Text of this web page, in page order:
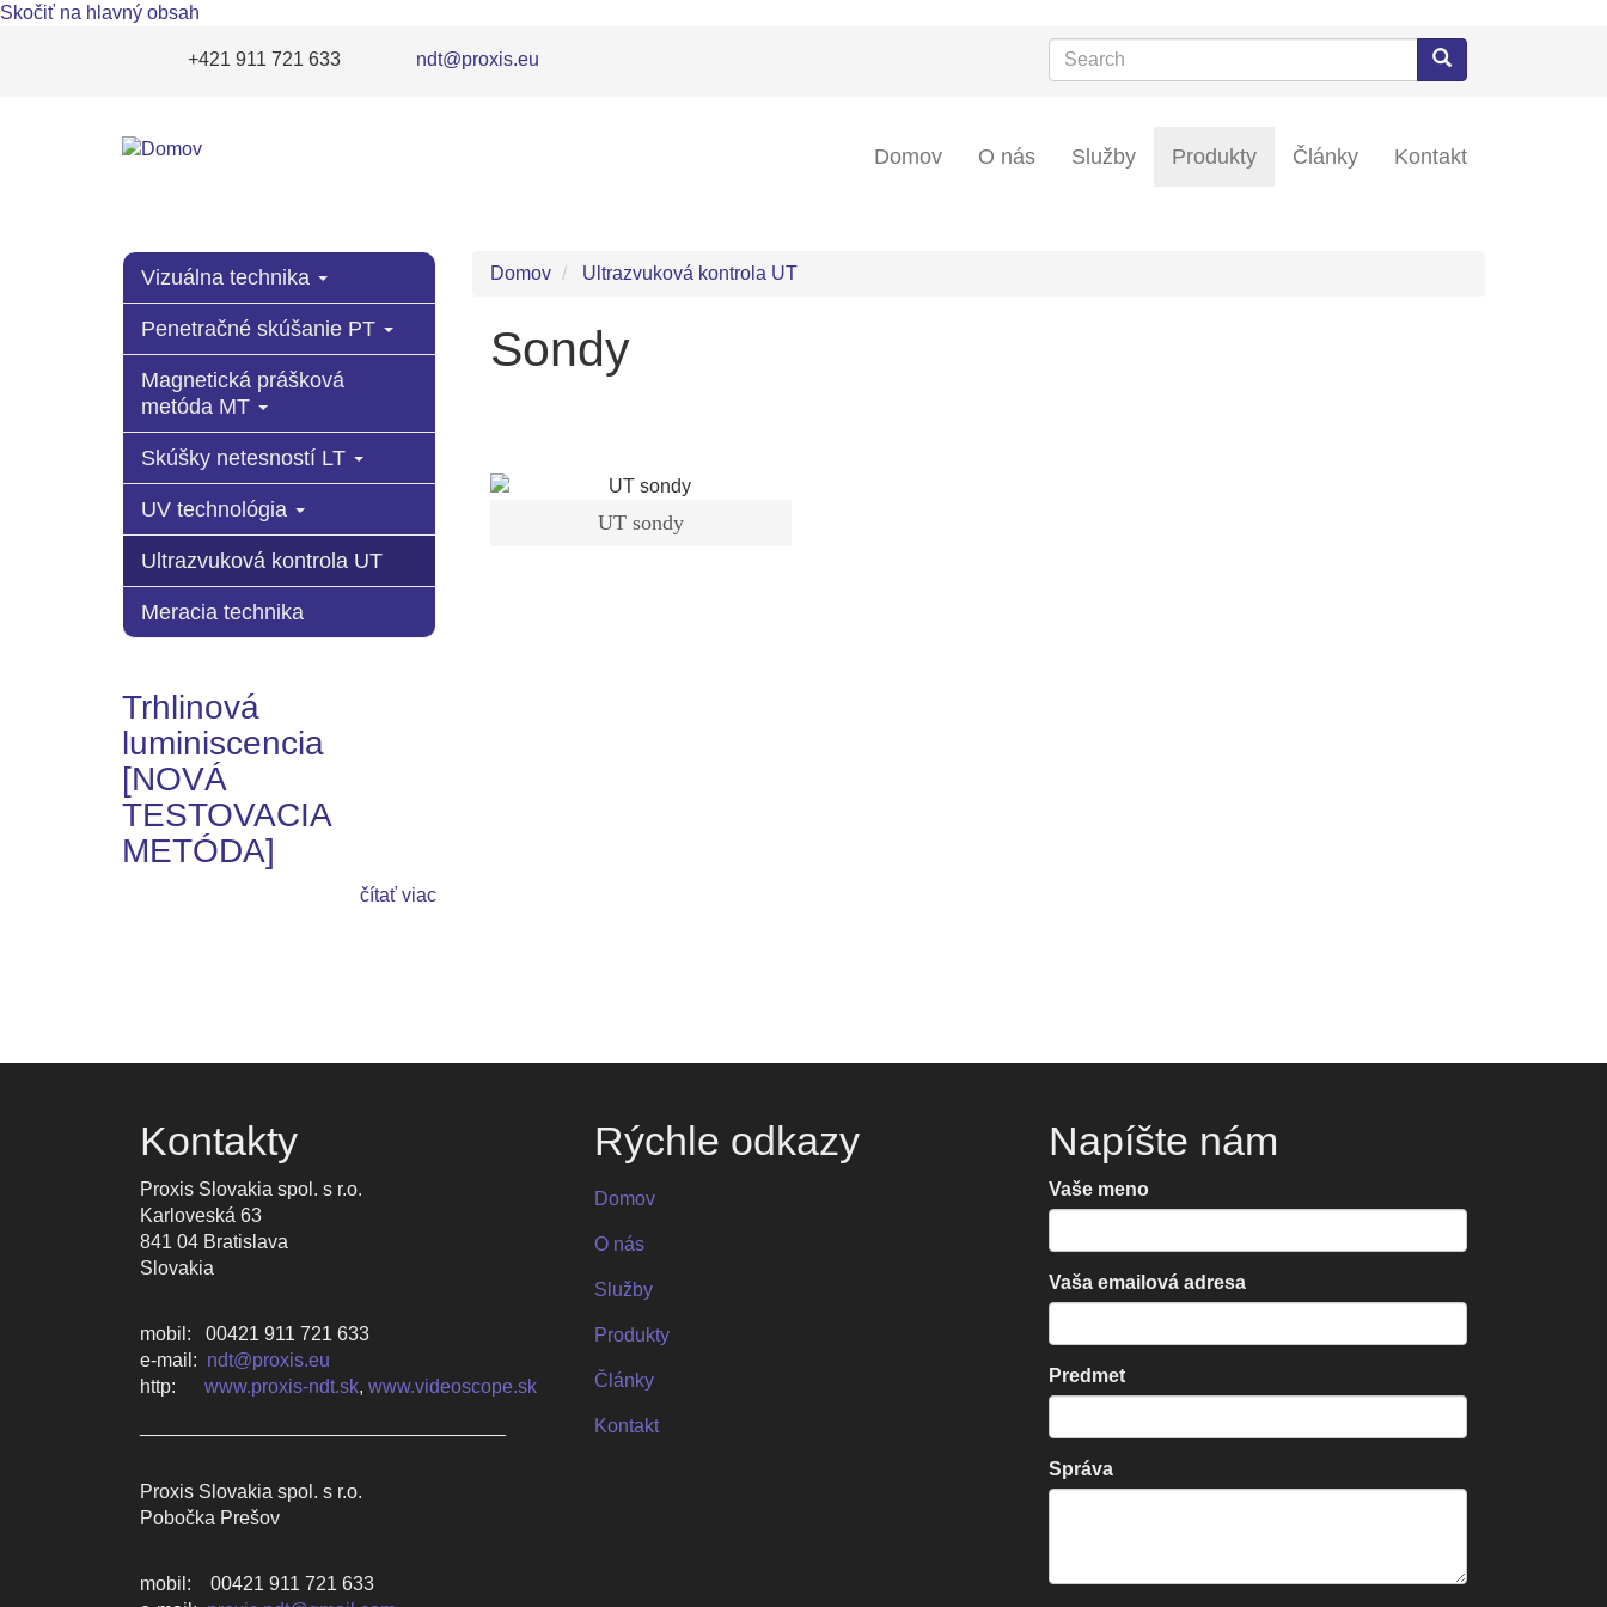
Skočiť na hlavný obsah
+421 911 721 633 ndt@proxis.eu Search Search
Domov O nás Služby Produkty Články Kontakt
Vizuálna technika
Penetračné skúšanie PT
Magnetická prášková
metóda MT
Skúšky netesností LT
UV technológia
Ultrazvuková kontrola UT
Meracia technika
Trhlinová
luminiscencia
[NOVÁ
TESTOVACIA
METÓDA]
čítať viac
Domov Ultrazvuková kontrola UT
Sondy
UT sondy
Kontakty
Proxis Slovakia spol. s r.o.
Karloveská 63
841 04 Bratislava
Slovakia
mobil: 00421 911 721 633
e-mail: ndt@proxis.eu
http: www.proxis-ndt.sk, www.videoscope.sk
Proxis Slovakia spol. s r.o.
Pobočka Prešov
mobil: 00421 911 721 633
Rýchle odkazy
Domov
O nás
Služby
Produkty
Články
Kontakt
Napíšte nám
Vaše meno
Vaša emailová adresa
Predmet
Správa